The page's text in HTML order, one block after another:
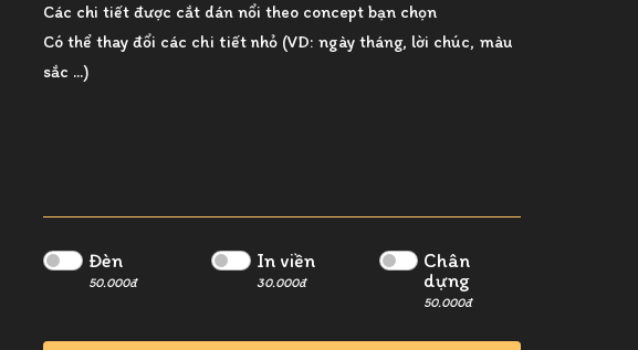
Các chi tiết được cắt dán nổi theo concept bạn chọn
Có thể thay đổi các chi tiết nhỏ (VD: ngày tháng, lời chúc, màu
sắc ...)
Đèn
50.000đ
In viền
30.000đ
Chân
dựng
50.000đ